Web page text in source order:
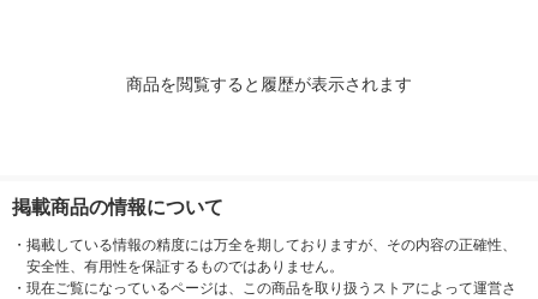
商品を閲覧すると履歴が表示されます
掲載商品の情報について
・ 掲載している情報の精度には万全を期しておりますが、その内容の正確性、
安全性、有用性を保証するものではありません。
・ 現在ご覧になっているページは、この商品を取り扱うストアによって運営さ